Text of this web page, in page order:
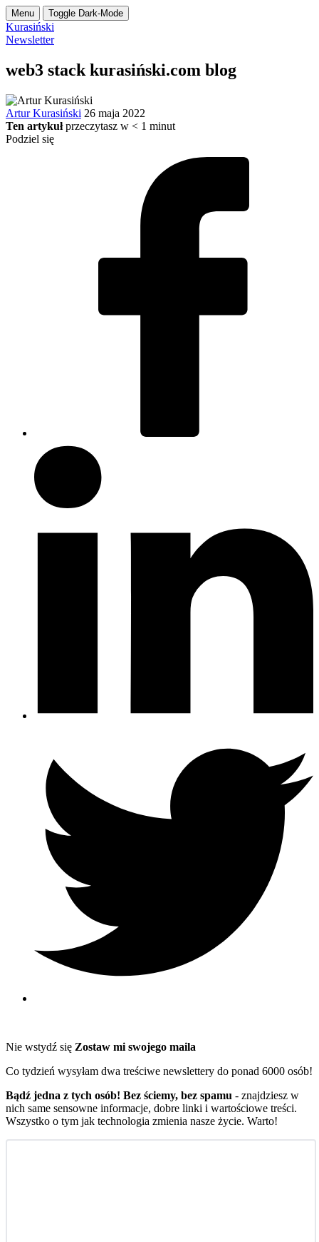
Menu Toggle Dark-Mode
Kurasiński
Newsletter
web3 stack kurasiński.com blog
Artur Kurasiński 26 maja 2022
Ten artykuł przeczytasz w < 1 minut
Podziel się
Nie wstydź się Zostaw mi swojego maila
Co tydzień wysyłam dwa treściwe newslettery do ponad 6000 osób!
Bądź jedna z tych osób! Bez ściemy, bez spamu - znajdziesz w
nich same sensowne informacje, dobre linki i wartościowe treści.
Wszystko o tym jak technologia zmienia nasze życie. Warto!